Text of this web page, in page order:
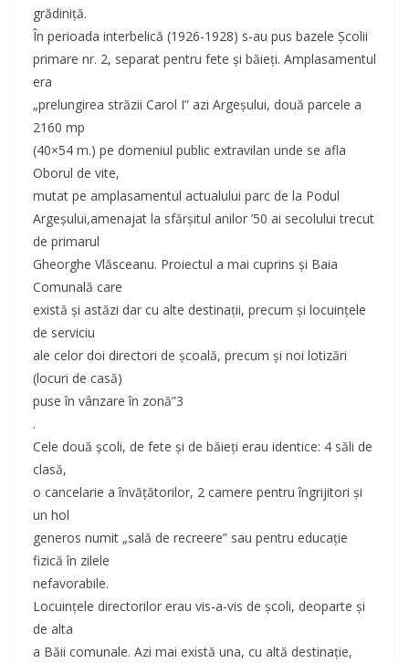
grădiniţă.
În perioada interbelică (1926-1928) s-au pus bazele Şcolii
primare nr. 2, separat pentru fete şi băieţi. Amplasamentul
era
„prelungirea străzii Carol I” azi Argeşului, două parcele a
2160 mp
(40×54 m.) pe domeniul public extravilan unde se afla
Oborul de vite,
mutat pe amplasamentul actualului parc de la Podul
Argeşului,amenajat la sfărşitul anilor ’50 ai secolului trecut
de primarul
Gheorghe Vlăsceanu. Proiectul a mai cuprins şi Baia
Comunală care
există şi astăzi dar cu alte destinaţii, precum şi locuinţele
de serviciu
ale celor doi directori de şcoală, precum şi noi lotizări
(locuri de casă)
puse în vânzare în zonă”3
.
Cele două şcoli, de fete şi de băieţi erau identice: 4 săli de
clasă,
o cancelarie a învăţătorilor, 2 camere pentru îngrijitori şi
un hol
generos numit „sală de recreere” sau pentru educaţie
fizică în zilele
nefavorabile.
Locuinţele directorilor erau vis-a-vis de şcoli, deoparte şi
de alta
a Băii comunale. Azi mai există una, cu altă destinaţie,